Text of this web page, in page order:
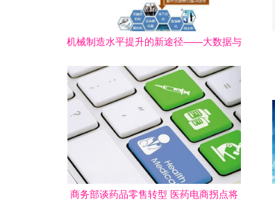
机械制造水平提升的新途径——大数据与
商务部谈药品零售转型 医药电商拐点将